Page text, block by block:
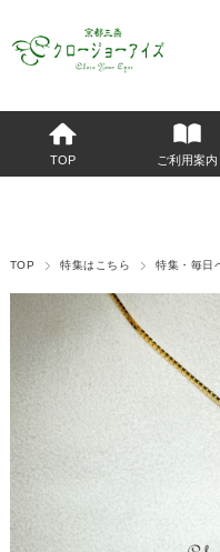
TOP ご利用案内
TOP 特集はこちら 特集・毎日